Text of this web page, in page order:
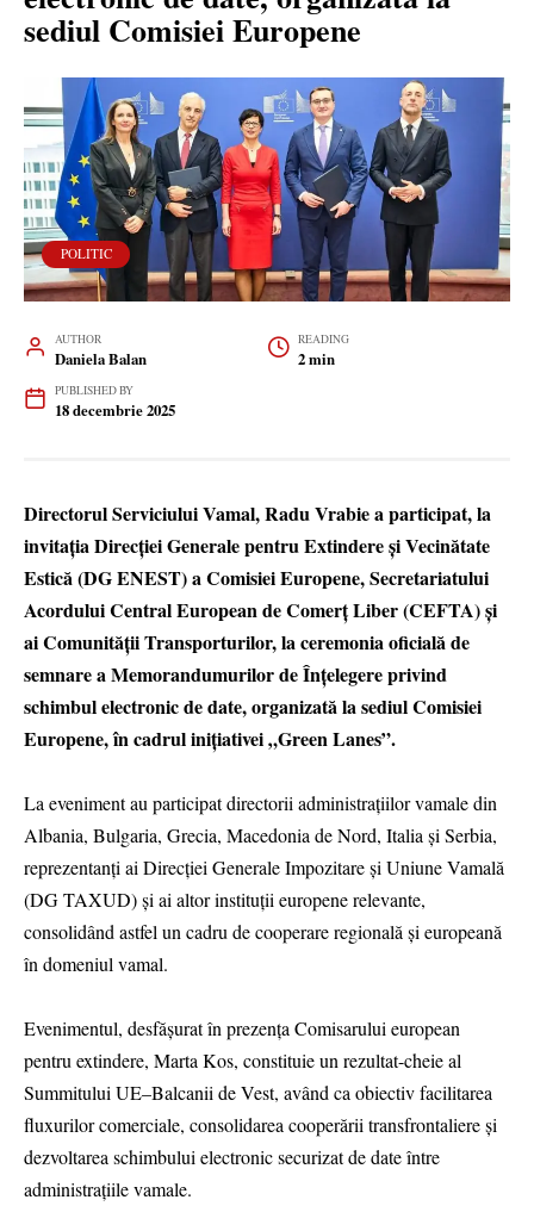
sediul Comisiei Europene
POLITIC
AUTHOR
Daniela Balan
READING
2 min
PUBLISHED BY
18 decembrie 2025
Directorul Serviciului Vamal, Radu Vrabie a participat, la
invitația Direcției Generale pentru Extindere și Vecinătate
Estică (DG ENEST) a Comisiei Europene, Secretariatului
Acordului Central European de Comerț Liber (CEFTA) și
ai Comunității Transporturilor, la ceremonia oficială de
semnare a Memorandumurilor de Înțelegere privind
schimbul electronic de date, organizată la sediul Comisiei
Europene, în cadrul inițiativei „Green Lanes”.
La eveniment au participat directorii administrațiilor vamale din
Albania, Bulgaria, Grecia, Macedonia de Nord, Italia și Serbia,
reprezentanți ai Direcției Generale Impozitare și Uniune Vamală
(DG TAXUD) și ai altor instituții europene relevante,
consolidând astfel un cadru de cooperare regională și europeană
în domeniul vamal.
Evenimentul, desfășurat în prezența Comisarului european
pentru extindere, Marta Kos, constituie un rezultat-cheie al
Summitului UE–Balcanii de Vest, având ca obiectiv facilitarea
fluxurilor comerciale, consolidarea cooperării transfrontaliere și
dezvoltarea schimbului electronic securizat de date între
administrațiile vamale.